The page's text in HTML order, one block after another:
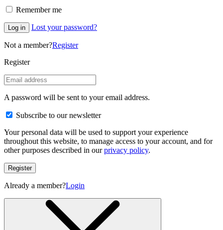
Remember me
Log in Lost your password?
Not a member?Register
Register
A password will be sent to your email address.
Subscribe to our newsletter
Your personal data will be used to support your experience
throughout this website, to manage access to your account, and for
other purposes described in ourprivacy policy.
Register
Already a member?Login